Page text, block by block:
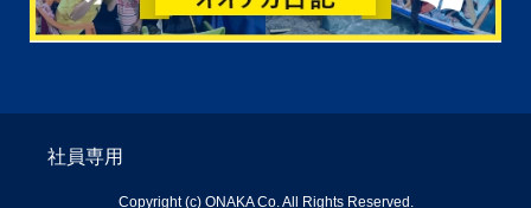
社員専用
Copyright (c) ONAKA Co. All Rights Reserved.